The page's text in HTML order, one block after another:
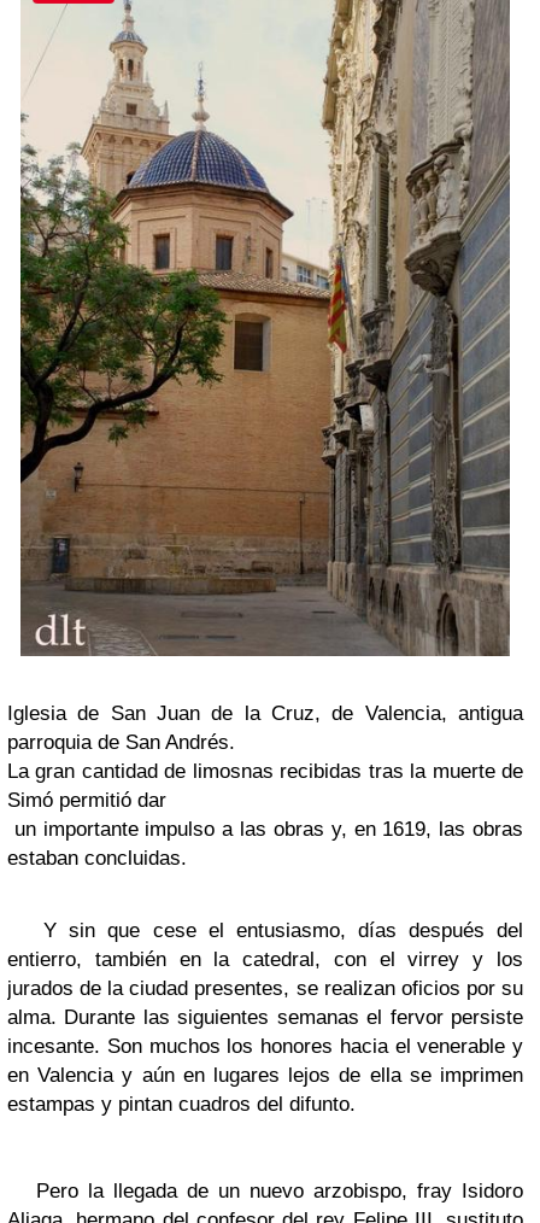
Iglesia de San Juan de la Cruz, de Valencia, antigua
parroquia de San Andrés.
La gran cantidad de limosnas recibidas tras la muerte de
Simó permitió dar
un importante impulso a las obras y, en 1619, las obras
estaban concluidas.
Y sin que cese el entusiasmo, días después del
entierro, también en la catedral, con el virrey y los
jurados de la ciudad presentes, se realizan oficios por su
alma. Durante las siguientes semanas el fervor persiste
incesante. Son muchos los honores hacia el venerable y
en Valencia y aún en lugares lejos de ella se imprimen
estampas y pintan cuadros del difunto.
Pero la llegada de un nuevo arzobispo, fray Isidoro